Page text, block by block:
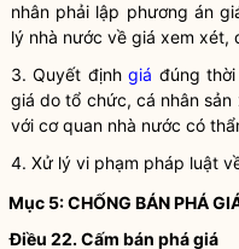
nhân phải lập phương án
lý nhà nước về giá xem xét,
3. Quyết địnhgiá đúng
giá do tổ chức, cá nhân sản
với cơ quan nhà nước có
4. Xử lý vi phạm pháp luật
Mục 5: CHỐNG BÁN PHÁ
Điều 22. Cấm bán phá giá